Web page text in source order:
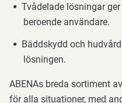
Tvådelade lösningar
beroende användare.
Bäddskydd och
lösningen.
ABENAs breda sortiment
för alla situationer, med